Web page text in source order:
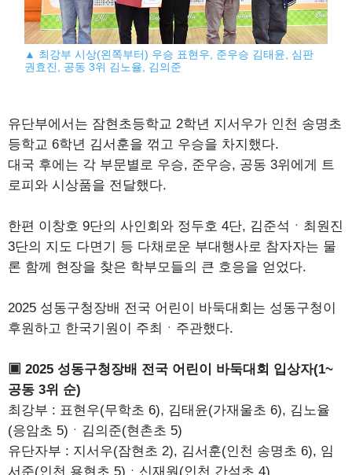
▲ 최강부 시상(왼쪽부터) 우승 표현우, 준우승 김태윤, 심판
권효진, 공동 3위 김노율, 김의준
유단부에서는 잠현초등학교 2학년 지서우가 인천 송명초
등학교 6학년 김서훈을 꺾고 우승을 차지했다.
대국 후에는 각 부문별로 우승, 준우승, 공동 3위에게 트
로피와 시상품을 전달했다.
한편 이창호 9단의 사인회와 정두호 4단, 김준석ㆍ최원진
3단의 지도 다면기 등 다채로운 부대행사로 참자자는 물
론 함께 현장을 찾은 학부모들의 큰 호응을 얻었다.
2025 성동구청장배 전국 어린이 바둑대회는 성동구청이
후원하고 한국기원이 주최ㆍ주관했다.
▣ 2025 성동구청장배 전국 어린이 바둑대회 입상자(1~
공동 3위 순)
최강부 : 표현우(무학초 6), 김태윤(가재울초 6), 김노율
(응암초 5)ㆍ김의준(현촌초 5)
유단자부 : 지서우(잠현초 2), 김서훈(인천 송명초 6), 임
서준(인천 용현초 5)ㆍ신재원(인천 간석초 4)